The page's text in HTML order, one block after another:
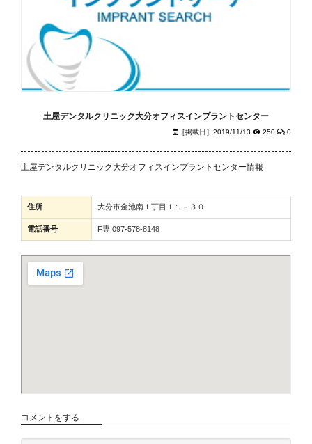
土屋デンタルクリニック大分オフィスインプラントセンター
［掲載日］2019/11/13 250 0
土屋デンタルクリニック大分オフィスインプラントセンター情報
住所 大分市金池南１丁目１１－３０
電話番号 F専 097-578-8148
コメントをする